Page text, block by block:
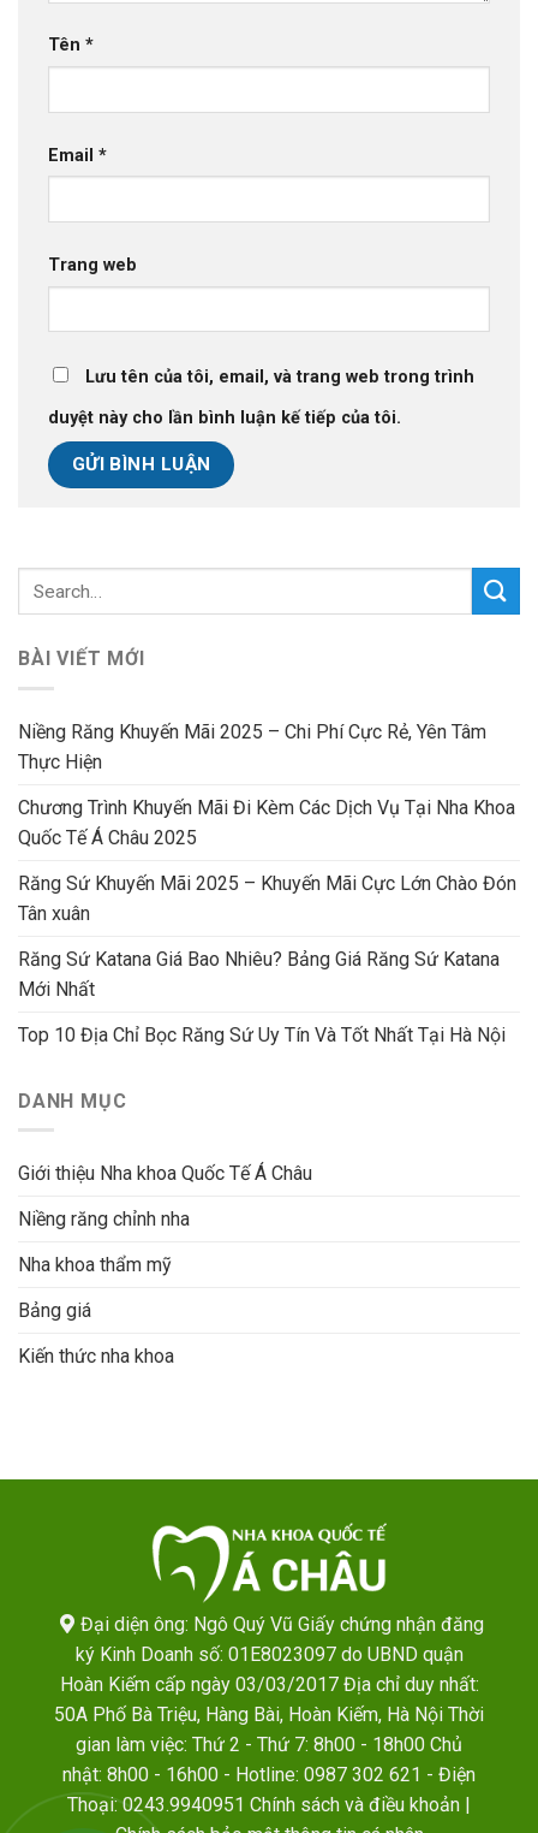
Tên *
Email *
Trang web
Lưu tên của tôi, email, và trang web trong trình
duyệt này cho lần bình luận kế tiếp của tôi.
BÀI VIẾT MỚI
Niềng Răng Khuyến Mãi 2025 – Chi Phí Cực Rẻ, Yên Tâm
Thực Hiện
Chương Trình Khuyến Mãi Đi Kèm Các Dịch Vụ Tại Nha Khoa
Quốc Tế Á Châu 2025
Răng Sứ Khuyến Mãi 2025 – Khuyến Mãi Cực Lớn Chào Đón
Tân xuân
Răng Sứ Katana Giá Bao Nhiêu? Bảng Giá Răng Sứ Katana
Mới Nhất
Top 10 Địa Chỉ Bọc Răng Sứ Uy Tín Và Tốt Nhất Tại Hà Nội
DANH MỤC
Giới thiệu Nha khoa Quốc Tế Á Châu
Niềng răng chỉnh nha
Nha khoa thẩm mỹ
Bảng giá
Kiến thức nha khoa
Đại diện ông: Ngô Quý Vũ Giấy chứng nhận đăng
ký Kinh Doanh số: 01E8023097 do UBND quận
Hoàn Kiếm cấp ngày 03/03/2017 Địa chỉ duy nhất:
50A Phố Bà Triệu, Hàng Bài, Hoàn Kiếm, Hà Nội Thời
gian làm việc: Thứ 2 - Thứ 7: 8h00 - 18h00 Chủ
nhật: 8h00 - 16h00 - Hotline: 0987 302 621 - Điện
Thoại: 0243.9940951 Chính sách và điều khoản